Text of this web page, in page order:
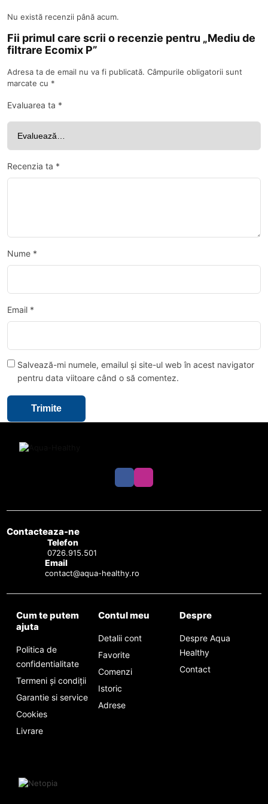
Nu există recenzii până acum.
Fii primul care scrii o recenzie pentru „Mediu de
filtrare Ecomix P”
Adresa ta de email nu va fi publicată. Câmpurile obligatorii sunt
marcate cu *
Evaluarea ta *
Recenzia ta *
Nume *
Email *
Salvează-mi numele, emailul și site-ul web în acest navigator
pentru data viitoare când o să comentez.
Contacteaza-ne
Telefon
0726.915.501
Email
contact@aqua-healthy.ro
Cum te putem
ajuta
Politica de
confidentialitate
Termeni și condiții
Garantie si service
Cookies
Livrare
Contul meu
Detalii cont
Favorite
Comenzi
Istoric
Adrese
Despre
Despre Aqua
Healthy
Contact